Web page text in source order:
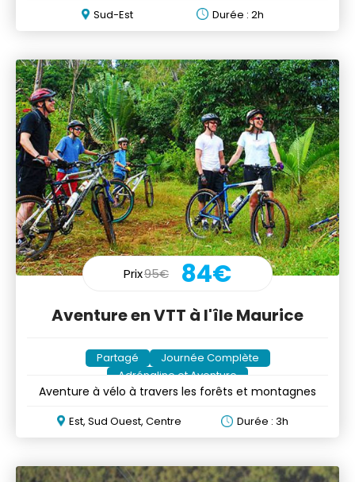
Sud-Est Durée : 2h
Prix95€ 84€
Aventure en VTT à l'île Maurice
Partagé
Journée Complète
Adrénaline et Aventure
Aventure à vélo à travers les forêts et montagnes
Est, Sud Ouest, Centre Durée : 3h